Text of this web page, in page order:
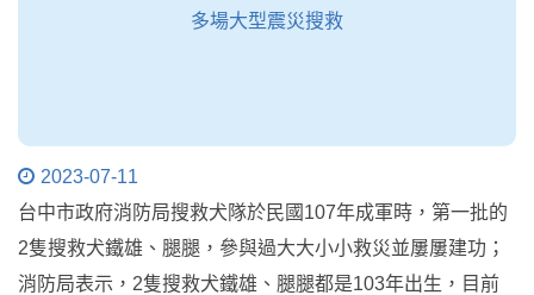
2023-07-11
台中市政府消防局搜救犬隊於民國107年成軍時，第一批的
2隻搜救犬鐵雄、腿腿，參與過大大小小救災並屢屢建功；
消防局表示，2隻搜救犬鐵雄、腿腿都是103年出生，目前